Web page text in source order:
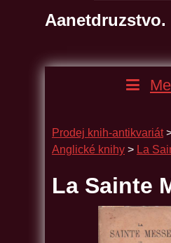
Aanetdruzstvo.
Prodej knih-antikvariát
Anglické knihy > La
La Sainte